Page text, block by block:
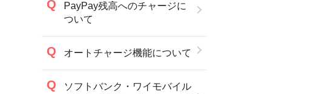
PayPay残高へのチャージに
ついて
オートチャージ機能について
ソフトバンク・ワイモバイル